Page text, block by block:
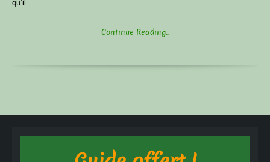
qu’il...
Continue Reading...